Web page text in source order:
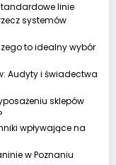
linie
systemów
to idealny wybór
Audyty i świadectwa
sklepów
wpływające na
w Poznaniu